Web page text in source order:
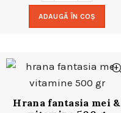
ADAUGĂ ÎN COȘ
Hrana fantasia mei &